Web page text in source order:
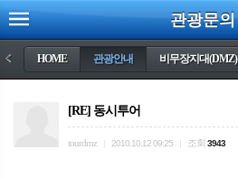
관광문의
< HOME 관광안내 비무장지대(DMZ)
[RE] 동시투어
tourdmz 2010.10.12 09:25 조회 3943